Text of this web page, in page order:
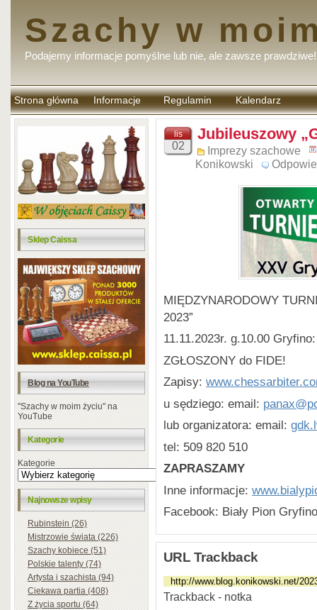
Szachy w
Podajemy informacje pomyślne lub nie, ale zawsze prawdziwe!
Strona główna Informacje Regulamin
komentarzy
Kalendarz
Sklep Caissa
Blog na YouTube
"Szachy w moim życiu" na
YouTube
Kategorie
Kategorie
Najnowsze wpisy
Rubinstein (26)
Mistrzowie świata (226)
Szachy kobiece (51)
Polskie talenty (74)
Artysta i szachista (94)
Ciekawa partia (408)
Z życia sportu (64)
lis
02
Jubileuszowy
Imprezy szachowe
Konikowski
MIĘDZYNARODOWY
2023”
11.11.2023r. g.10.00
ZGŁOSZONY do FIDE!
Zapisy:
u sędziego: email:
lub organizatora: email:
tel: 509 820 510
ZAPRASZAMY
Inne informacje:
Facebook: Biały Pion Gryfino
URL Trackback
Trackback - notka